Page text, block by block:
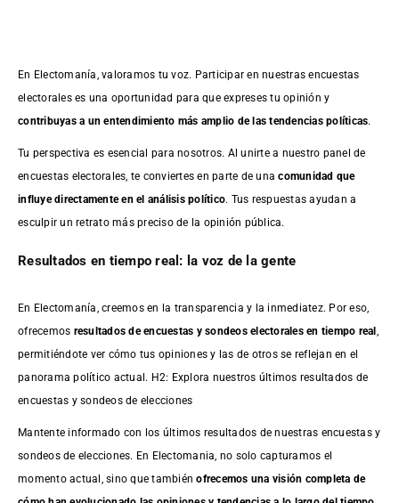
En Electomanía, valoramos tu voz. Participar en nuestras encuestas
electorales es una oportunidad para que expreses tu opinión y
contribuyas a un entendimiento más amplio de las tendencias políticas.
Tu perspectiva es esencial para nosotros. Al unirte a nuestro panel de
encuestas electorales, te conviertes en parte de unacomunidad que
influye directamente en el análisis político. Tus respuestas ayudan a
esculpir un retrato más preciso de la opinión pública.
Resultados en tiempo real: la voz de la gente
En Electomanía, creemos en la transparencia y la inmediatez. Por eso,
ofrecemos resultados deencuestas y sondeos electorales en tiempo real
permitiéndote ver cómo tus opiniones y las de otros se reflejan en el
panorama político actual. H2: Explora nuestros últimos resultados de
encuestas y sondeos de elecciones
Mantente informado con los últimos resultados de nuestras encuestasy
sondeos de elecciones. En Electomania, no solo capturamos el
momento actual, sino que tambiénofrecemos una visión completa de